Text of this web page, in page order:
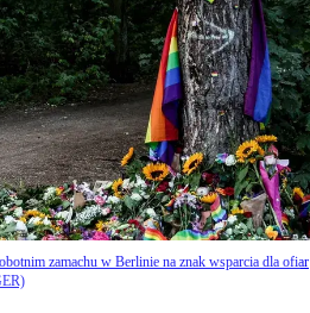
zamachu w Berlinie na znak wsparcia dla ofiar